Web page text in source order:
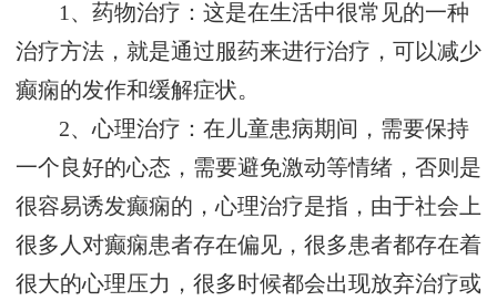
1、药物治疗：这是在生活中很常见的一种
治疗方法，就是通过服药来进行治疗，可以减少
癫痫的发作和缓解症状。
2、心理治疗：在儿童患病期间，需要保持
一个良好的心态，需要避免激动等情绪，否则是
很容易诱发癫痫的，心理治疗是指，由于社会上
很多人对癫痫患者存在偏见，很多患者都存在着
很大的心理压力，很多时候都会出现放弃治疗或